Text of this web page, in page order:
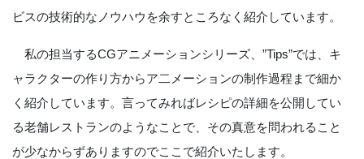
ビスの技術的なノウハウを余すところなく紹介しています。
私の担当するCGアニメーションシリーズ、”Tips”では、キ
ャラクターの作り方からア二メーションの制作過程まで細か
く紹介しています。言ってみればレシピの詳細を公開してい
る老舗レストランのようなことで、その真意を問われること
が少なからずありますのでここで紹介いたします。